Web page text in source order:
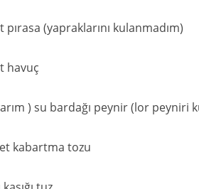
pırasa (yapraklarını kulanmadım)
havuç
) su bardağı peynir (lor peyniri
kabartma tozu